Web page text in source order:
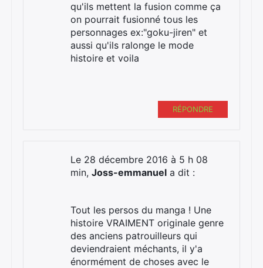
qu'ils mettent la fusion comme ça
on pourrait fusionné tous les
personnages ex:"goku-jiren" et
aussi qu'ils ralonge le mode
histoire et voila
RÉPONDRE
Le 28 décembre 2016 à 5 h 08
min, Joss-emmanuel a dit :
Tout les persos du manga ! Une
histoire VRAIMENT originale genre
des anciens patrouilleurs qui
deviendraient méchants, il y'a
énormément de choses avec le